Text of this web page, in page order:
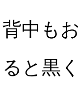
背中も
と黒